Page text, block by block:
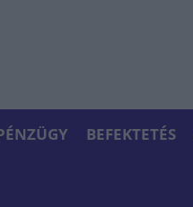
BEFEKTETÉS